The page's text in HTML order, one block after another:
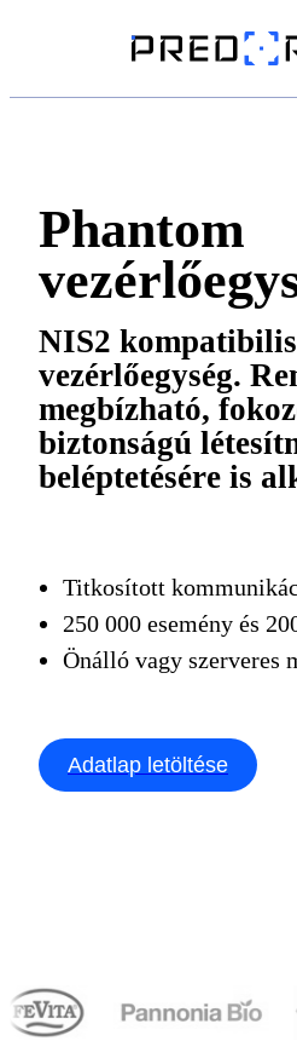
Phantom
NIS2 kompatibilis
vezérlőegység.
megbízható,
biztonságú
beléptetésére is
Titkosított
250 000 esemény és
Önálló vagy szerveres
Adatlap letöltése